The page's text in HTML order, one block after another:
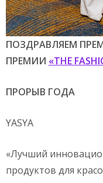
ПОЗДРАВЛЯЕМ
ПРЕМИИ «THE
ПРОРЫВ ГОДА
YASYA
«Лучший
продуктов для